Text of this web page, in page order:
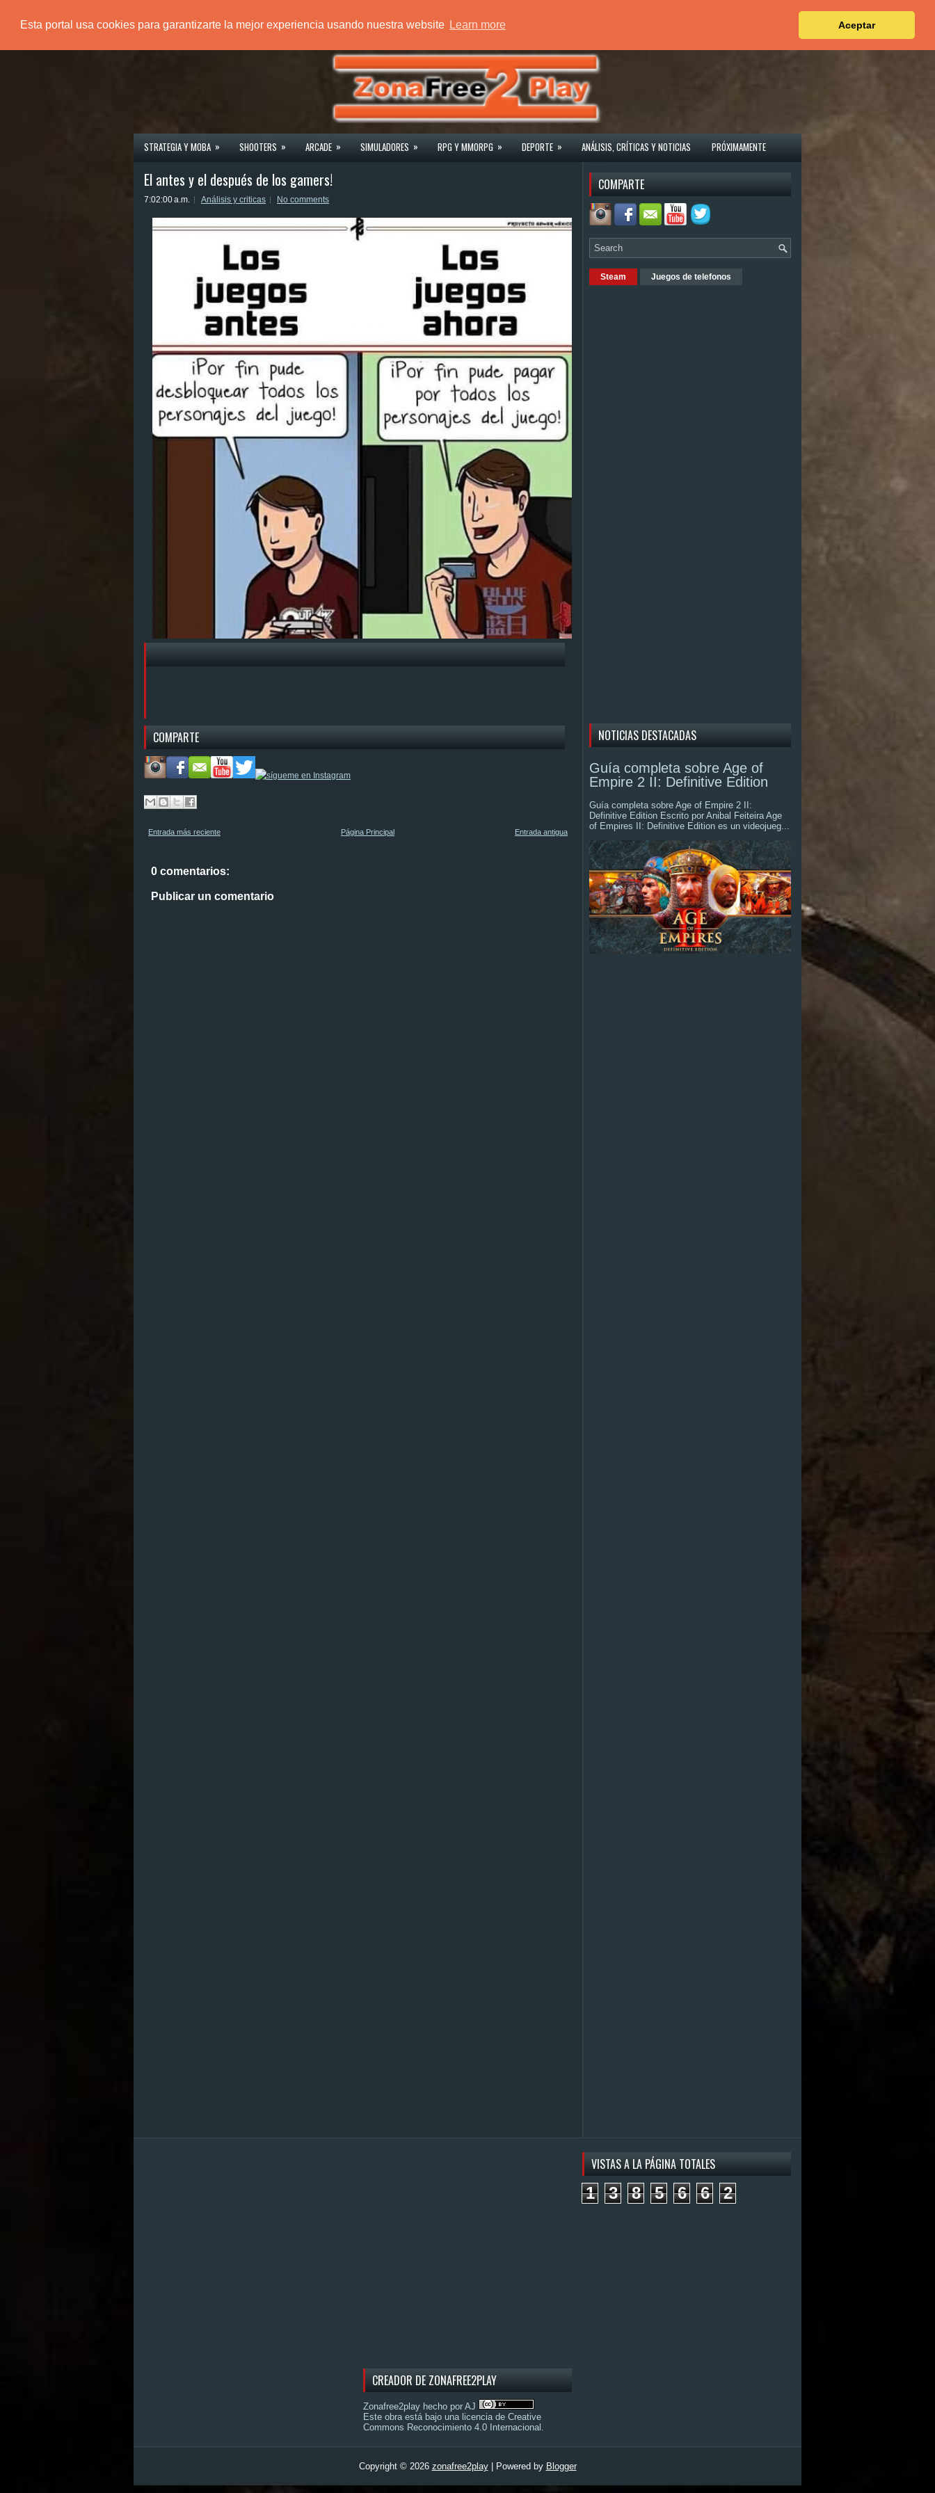
Esta portal usa cookies para garantizarte la mejor experiencia usando nuestra website Learn more Aceptar
PÁGINA PRINCIPAL
STRATEGIA Y MOBA » SHOOTERS » ARCADE » SIMULADORES » RPG Y MMORPG » DEPORTE » ANÁLISIS, CRÍTICAS Y NOTICIAS PRÓXIMAMENTE
El antes y el después de los gamers!
7:02:00 a.m. Análisis y criticas No comments
COMPARTE
Entrada más reciente Entrada antigua
Página Principal
0 comentarios:
Publicar un comentario
COMPARTE
Steam Juegos de telefonos
NOTICIAS DESTACADAS
Guía completa sobre Age of
Empire 2 II: Definitive Edition
Guía completa sobre Age of Empire 2 II:
Definitive Edition Escrito por Anibal Feiteira Age
of Empires II: Definitive Edition es un videojueg...
CREADOR DE ZONAFREE2PLAY
Zonafree2play hecho por AJ
Este obra está bajo una licencia de Creative
Commons Reconocimiento 4.0 Internacional .
VISTAS A LA PÁGINA TOTALES
1 3 8 5 6 6 2
Copyright © 2026 zonafree2play| Powered by Blogger